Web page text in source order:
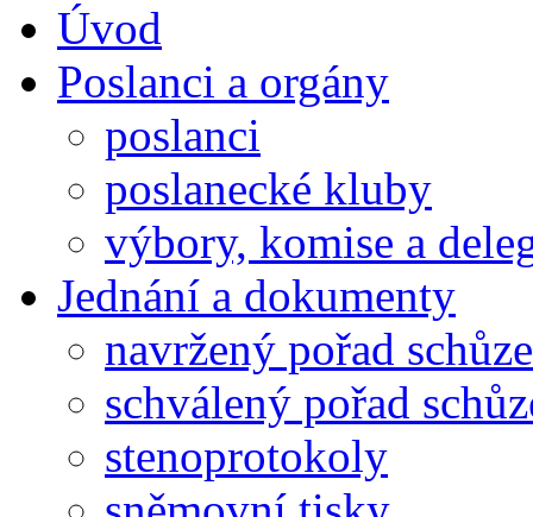
Úvod
Poslanci a orgány
poslanci
poslanecké kluby
výbory, komise a
Jednání a dokumenty
navržený pořad schůze
schválený pořad
stenoprotokoly